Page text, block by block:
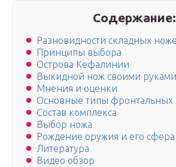
Содержание:
Разновидности складных
Принципы выбора
Острова Кефалинии
Выкидной нож своими руками
Мнения и оценки
Основные типы фронтальных
Состав комплекса
Выбор ножа
Рождение оружия и его
Литература
Видео обзор